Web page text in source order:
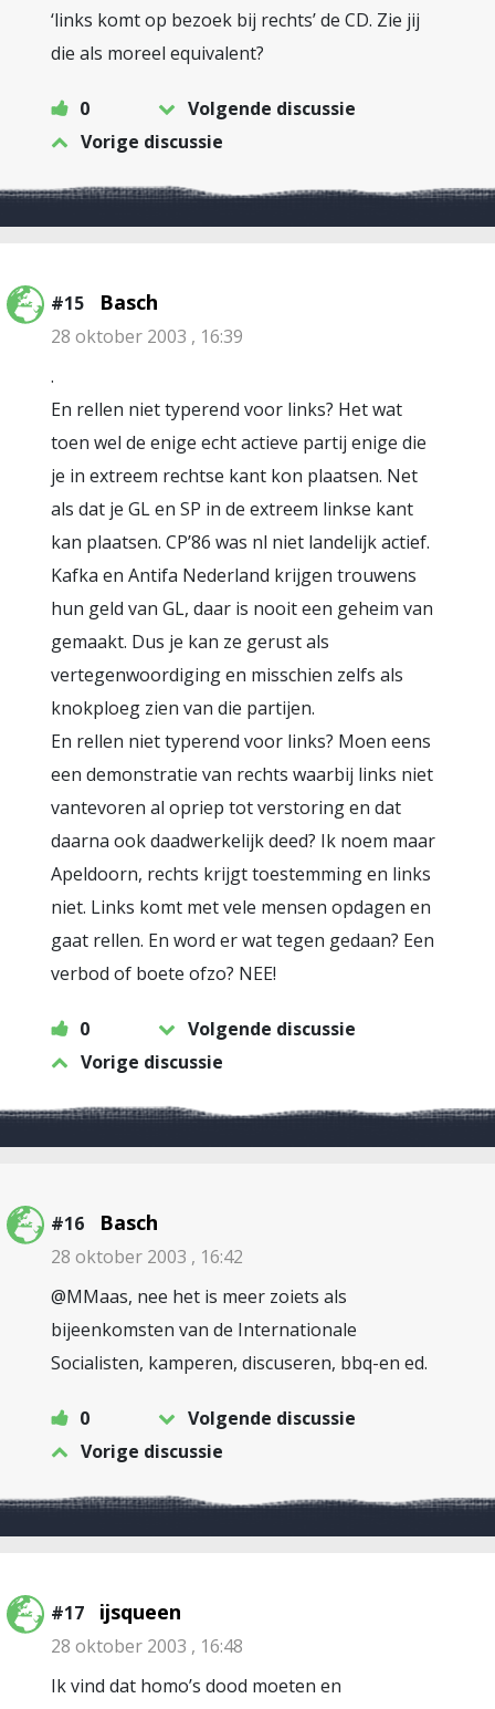
‘links komt op bezoek bij rechts’ de CD. Zie jij
die als moreel equivalent?
0
Volgende discussie
Vorige discussie
#15 Basch
28 oktober 2003 , 16:39
.
En rellen niet typerend voor links? Het wat
toen wel de enige echt actieve partij enige die
je in extreem rechtse kant kon plaatsen. Net
als dat je GL en SP in de extreem linkse kant
kan plaatsen. CP’86 was nl niet landelijk actief.
Kafka en Antifa Nederland krijgen trouwens
hun geld van GL, daar is nooit een geheim van
gemaakt. Dus je kan ze gerust als
vertegenwoordiging en misschien zelfs als
knokploeg zien van die partijen.
En rellen niet typerend voor links? Moen eens
een demonstratie van rechts waarbij links niet
vantevoren al opriep tot verstoring en dat
daarna ook daadwerkelijk deed? Ik noem maar
Apeldoorn, rechts krijgt toestemming en links
niet. Links komt met vele mensen opdagen en
gaat rellen. En word er wat tegen gedaan? Een
verbod of boete ofzo? NEE!
0
Volgende discussie
Vorige discussie
#16 Basch
28 oktober 2003 , 16:42
@MMaas, nee het is meer zoiets als
bijeenkomsten van de Internationale
Socialisten, kamperen, discuseren, bbq-en ed.
0
Volgende discussie
Vorige discussie
#17 ijsqueen
28 oktober 2003 , 16:48
Ik vind dat homo’s dood moeten en